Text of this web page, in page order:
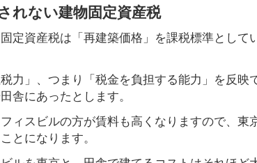
れない建物固定資産税
定資産税は「再建築価格」を課税標準とし
力」、つまり「税金を負担する能力」を反
舎にあったとします。
ィスビルの方が賃料も高くなりますので、
とになります。